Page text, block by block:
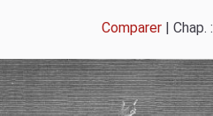
Comparer Chap. :